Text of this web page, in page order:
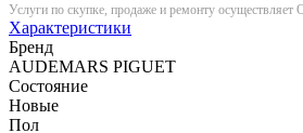
Услуги по скупке, продаже и ремонту
Характеристики
Бренд
AUDEMARS PIGUET
Состояние
Новые
Пол